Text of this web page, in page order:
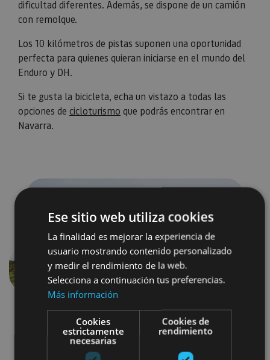
dificultad diferentes. Además, se dispone de un camión
con remolque.
Los 10 kilómetros de pistas suponen una oportunidad
perfecta para quienes quieran iniciarse en el mundo del
Enduro y DH.
Si te gusta la bicicleta, echa un vistazo a todas las
opciones de cicloturismo que podrás encontrar en
Navarra.
Anterior
Ese sitio web utiliza cookies
La finalidad es mejorar la experiencia de
usuario mostrando contenido personalizado
y medir el rendimiento de la web.
Selecciona a continuación tus preferencias.
Más información
Cookies
estrictamente
necesarias
Cookies de
rendimiento